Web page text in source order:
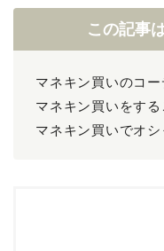
この記事
マネキン買いのコ
マネキン買いをす
マネキン買いでオシ